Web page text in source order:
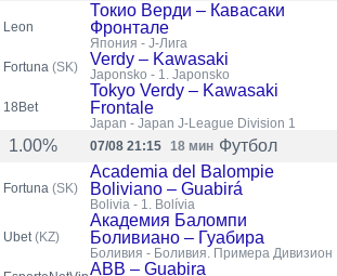
Leon
Токио Верди – Кавасаки
Фронтале
Япония - J-Лига
Fortuna (SK) Verdy – Kawasaki
Japonsko - 1. Japonsko
18Bet
Tokyo Verdy – Kawasaki
Frontale
Japan - Japan J-League Division 1
1.00% 07/08 21:15 18 мин Футбол
Fortuna (SK)
Academia del Balompie
Boliviano – Guabirá
Bolivia - 1. Bolívia
Ubet(KZ)
Академия Баломпи
Боливиано – Гуабира
Боливия - Боливия. Примера Дивизион
ABB – Guabira